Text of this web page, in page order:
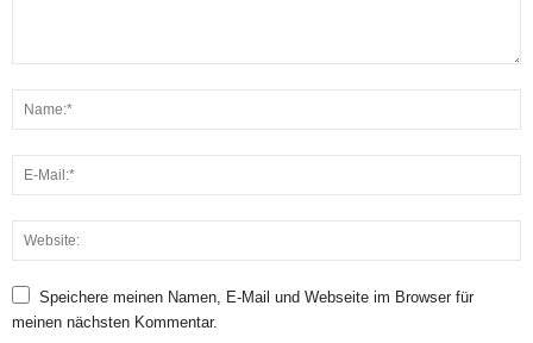
Speichere meinen Namen, E-Mail und Webseite im Browser für
meinen nächsten Kommentar.